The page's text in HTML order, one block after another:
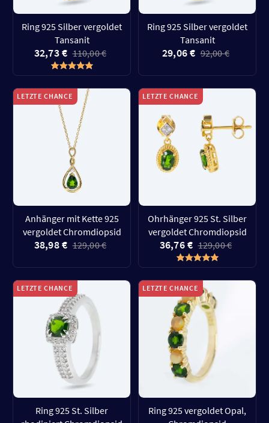
Ring 925 Silber vergoldet
Tansanit
32,73 € 110,00 €
Ring 925 Silber vergoldet
Tansanit
29,06 € 92,00 €
LETZTE CHANCE
Anhänger mit Kette 925
vergoldet Chromdiopsid
38,98 € 129,00 €
LETZTE CHANCE
Ohrhänger 925 St. Silber
vergoldet Chromdiopsid
36,76 € 129,00 €
LETZTE CHANCE
Ring 925 St. Silber
LETZTE CHANCE
Ring 925 vergoldet Opal,